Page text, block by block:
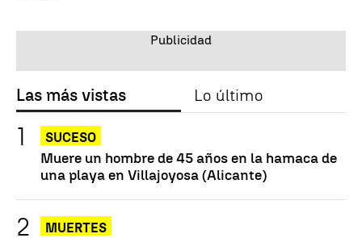
Las más vistas Lo último
SUCESO
Muere un hombre de 45 años en la hamaca de
una playa en Villajoyosa (Alicante)
MUERTES